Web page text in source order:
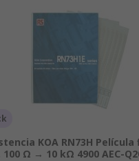
KOA RN73H
100 Ω → 10 kΩ 4900 AEC-